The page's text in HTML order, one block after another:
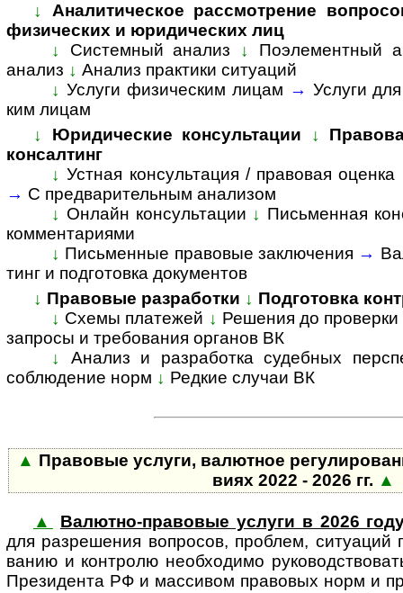
↓
Аналитическое рассмотрение
физи­чес­ких и юри­ди­чес­ких лиц
↓
Системный анализ ↓
Поэле­мент­ный
ана­лиз ↓ Ана­лиз прак­тики ситуаций
↓ Услуги физическим лицам → Услуги
ким лицам
↓
Юридические консультации ↓
консалтинг
↓ Устная консультация / правовая оценка
→ С пред­ва­ри­тель­ным анализом
↓ Онлайн консультации ↓ Письменная
комментариями
↓ Пись­мен­ные право­вые заклю­чения →
тинг и подго­товка доку­ментов
↓ Правовые разработки ↓ Подготовка
↓ Схемы платежей ↓ Решения до
запросы и требования органов ВК
↓
Анализ и разработка судебных
соблюдение норм ↓ Редкие случаи ВК
▲ Пра­во­вые услуги, валютное
виях 2022 - 2026 гг. ▲
▲
Валютно-правовые услуги в 2026
для разре­шения воп­ро­сов, про­б­лем,
ва­нию и конт­ролю необ­хо­димо
Пре­зи­дента РФ и мас­си­вом пра­во­вых норм и